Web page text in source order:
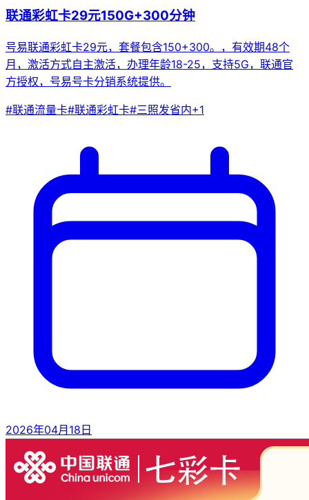
联通彩虹卡29元150G+300分钟
号易联通彩虹卡29元，套餐包含150+300。，有效期48个
月，激活方式自主激活，办理年龄18-25，支持5G，联通官
方授权，号易号卡分销系统提供。
#联通流量卡#联通彩虹卡#三照发省内+1
2026年04月18日